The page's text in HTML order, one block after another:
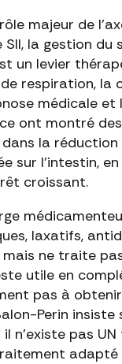
majeur de
SII, la gestion du
un levier
respiration, la
médicale
ont montré
la
sur l'intestin,
croissant.
laxatifs,
ne traite
utile en
pas à
Perin
il n'existe pas
adapté